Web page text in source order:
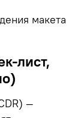
макета
лист,
—